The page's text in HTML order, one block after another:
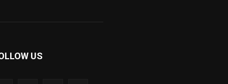
US